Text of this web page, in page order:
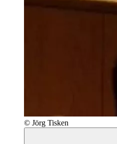
© Jörg Tisken